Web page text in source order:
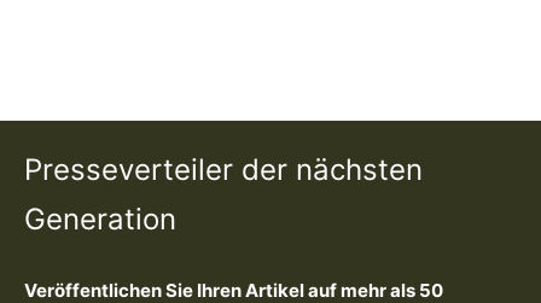
Presseverteiler der nächsten
Generation
Veröffentlichen Sie Ihren Artikel auf mehr als 50